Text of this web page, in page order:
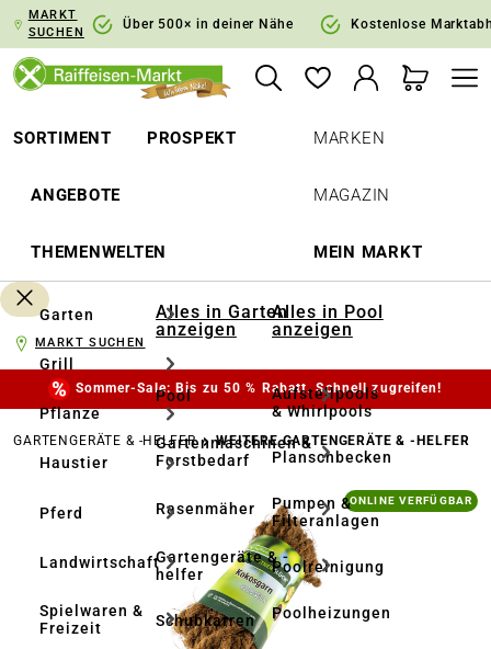
Zur Hauptnavigation springen
MARKT
SUCHEN
Über 500× in deiner Nähe Kostenlose
SORTIMENT PROSPEKT
ANGEBOTE
THEMENWELTEN
MARKEN
MAGAZIN
MEIN MARKT
Garten
Grill
Pflanze
Haustier
Pferd
Landwirtschaft
Spielwaren &
Freizeit
Alles in Garten
anzeigen
Pool
Gartenmaschinen &
Forstbedarf
Rasenmäher
Gartengeräte & -
helfer
Schubkarren
Alles in Pool
anzeigen
Aufstellpools
& Whirlpools
Planschbecken
Pumpen &
Filteranlagen
Poolreinigung
Poolheizungen
MARKT SUCHEN
Sommer-Sale: Bis zu 50 % Rabatt. Schnell zugreifen!
GARTENGERÄTE & -HELFER WEITERE GARTENGERÄTE & -HELFER
Bildergalerie überspringen ONLINE VERFÜGBAR